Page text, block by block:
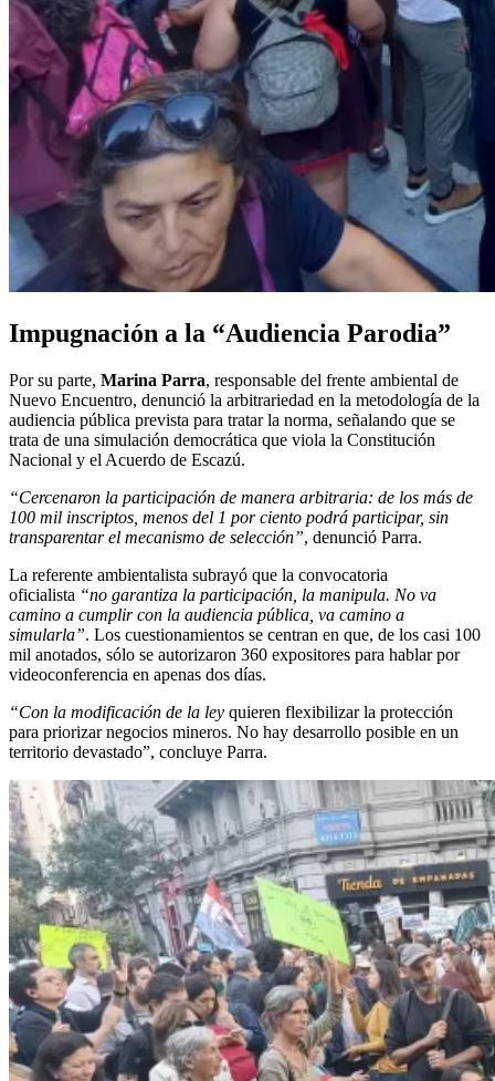
Impugnación a la “Audiencia Parodia”
Por su parte, Marina Parra, responsable del frente ambiental de
Nuevo Encuentro, denunció la arbitrariedad en la metodología de la
audiencia pública prevista para tratar la norma, señalando que se
trata de una simulación democrática que viola la Constitución
Nacional y el Acuerdo de Escazú.
“Cercenaron la participación de manera arbitraria: de los más de
100 mil inscriptos, menos del 1 por ciento podrá participar, sin
transparentar el mecanismo de selección”, denunció Parra.
La referente ambientalista subrayó que la convocatoria
oficialista “no garantiza la participación, la manipula. No va
camino a cumplir con la audiencia pública, va camino a
simularla”. Los cuestionamientos se centran en que, de los casi 100
mil anotados, sólo se autorizaron 360 expositores para hablar por
videoconferencia en apenas dos días.
“Con la modificación de la ley quieren flexibilizar la protección
para priorizar negocios mineros. No hay desarrollo posible en un
territorio devastado”, concluye Parra.